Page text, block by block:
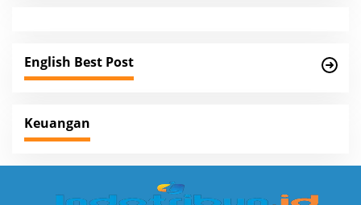
a
t
i
o
English Best Post
Keuangan